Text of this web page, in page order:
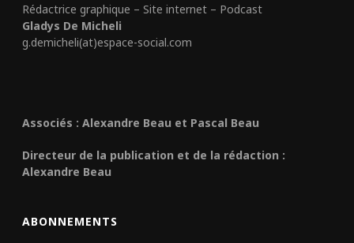
Rédactrice graphique – Site internet – Podcast
Gladys De Micheli
g.demicheli(at)espace-social.com
Associés : Alexandre Beau et Pascal Beau
Directeur de la publication et de la rédaction :
Alexandre Beau
ABONNEMENTS